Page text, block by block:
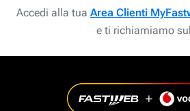
Accedi alla tua Area Clienti
e ti richiamiamo